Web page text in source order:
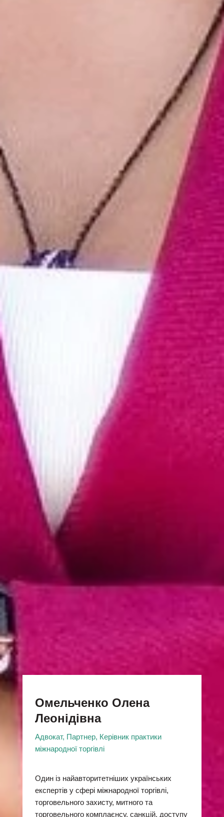
Омельченко Олена
Леонідівна
Адвокат, Партнер, Керівник практики
міжнародної торгівлі
Один із найавторитетніших українських
експертів у сфері міжнародної торгівлі,
торговельного захисту, митного та
торговельного комплаєнсу, санкцій, доступу